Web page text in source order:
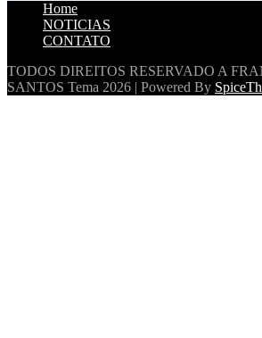
Home
NOTICIAS
CONTATO
TODOS DIREITOS RESERVADO A
SANTOS Tema 2026 | Powered By